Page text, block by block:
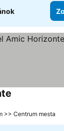
>> Centrum mesta